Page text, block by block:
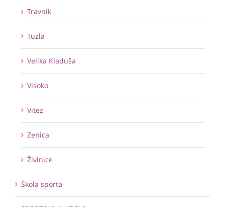
Travnik
Tuzla
Velika Kladuša
Visoko
Vitez
Zenica
Živinice
Škola sporta